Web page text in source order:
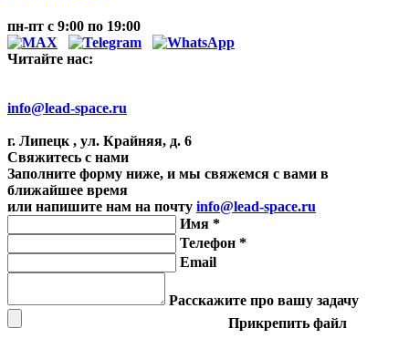
пн-пт с 9:00 по 19:00
Читайте нас:
info@lead-space.ru
г. Липецк , ул. Крайняя, д. 6
Свяжитесь с нами
Заполните форму ниже, и мы свяжемся с вами в
ближайшее время
или напишите нам на почту info@lead-space.ru
Имя *
Телефон *
Email
Расскажите про вашу задачу
Прикрепить файл